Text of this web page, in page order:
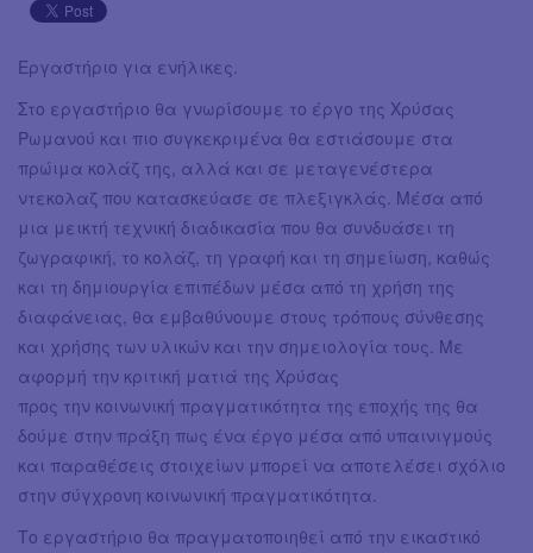
Εργαστήριο για ενήλικες.
Στο εργαστήριο θα γνωρίσουμε το έργο της Χρύσας
Ρωμανού και πιο συγκεκριμένα θα εστιάσουμε στα
πρώιμα κολάζ της, αλλά και σε μεταγενέστερα
ντεκολαζ που κατασκεύασε σε πλεξιγκλάς. Μέσα από
μια μεικτή τεχνική διαδικασία που θα συνδυάσει τη
ζωγραφική, το κολάζ, τη γραφή και τη σημείωση, καθώς
και τη δημιουργία επιπέδων μέσα από τη χρήση της
διαφάνειας, θα εμβαθύνουμε στους τρόπους σύνθεσης
και χρήσης των υλικών και την σημειολογία τους. Με
αφορμή την κριτική ματιά της Χρύσας
προς την κοινωνική πραγματικότητα της εποχής της θα
δούμε στην πράξη πως ένα έργο μέσα από υπαινιγμούς
και παραθέσεις στοιχείων μπορεί να αποτελέσει σχόλιο
στην σύγχρονη κοινωνική πραγματικότητα.
Το εργαστήριο θα πραγματοποιηθεί από την εικαστικό